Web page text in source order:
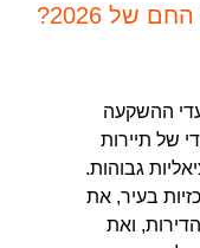
למה בטומי היא יעד ההשקעה החם של 2026?
ההשקעה
ייחודי של תיירות
גבוהות.
בעיר, את
ואת